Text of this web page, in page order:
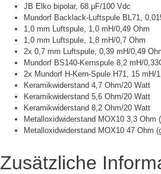
JB Elko bipolar, 68 μF/100 Vdc
Mundorf Backlack-Luftspule BL71,
1,0 mm Luftspule, 1,0 mH/0,49 Ohm
1,0 mm Luftspule, 1,8 mH/0,7 Ohm
2x 0,7 mm Luftspule, 0,39 mH/0,49
Mundorf BS140-Kernspule 8,2 mH/
2x Mundorf H-Kern-Spule H71, 15 mH/
Keramikwiderstand 4,7 Ohm/20 Watt
Keramikwiderstand 5,6 Ohm/20 Watt
Keramikwiderstand 8,2 Ohm/20 Watt
Metalloxidwiderstand MOX10 3,3 Ohm
Metalloxidwiderstand MOX10 47 Ohm
Zusätzliche